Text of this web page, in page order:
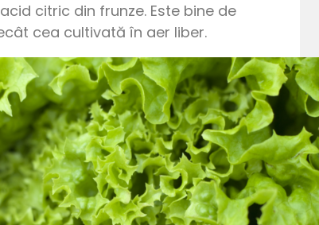
citric din frunze. Este bine de
cea cultivată în aer liber.